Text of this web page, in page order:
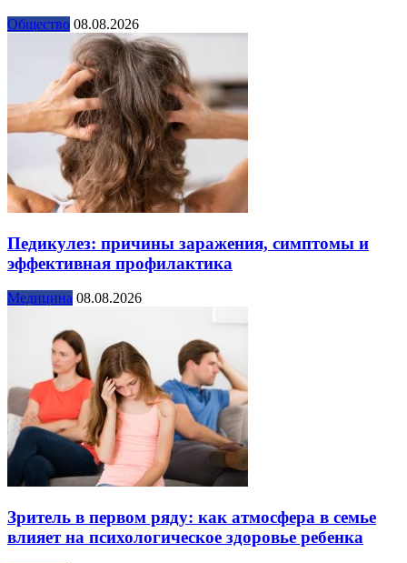
Общество 08.08.2026
Педикулез: причины заражения, симптомы и
эффективная профилактика
Медицина 08.08.2026
Зритель в первом ряду: как атмосфера в семье
влияет на психологическое здоровье ребенка